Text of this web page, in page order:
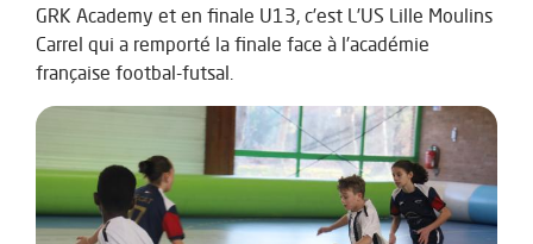
GRK Academy et en finale U13, c’est L’US Lille Moulins
Carrel qui a remporté la finale face à l’académie
française footbal-futsal.